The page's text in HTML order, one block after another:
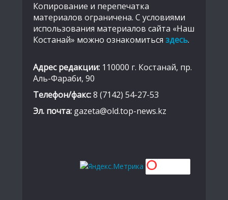
Копирование и перепечатка
материалов ограничена. С условиями
использования материалов сайта «Наш
Костанай» можно ознакомиться здесь.
Адрес редакции: 110000 г. Костанай, пр.
Аль-Фараби, 90
Телефон/факс:8 (7142) 54-27-53
Эл. почта: gazeta@old.top-news.kz